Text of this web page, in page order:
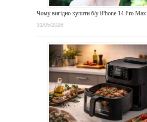
Чому вигідно купити б/у iPhone 14 Pro
31/05/2026